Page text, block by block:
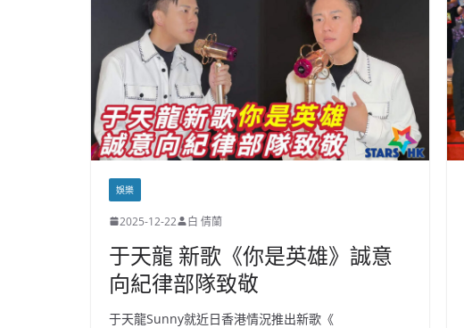
娛樂
2025-12-22 白 倩蘭
于天龍 新歌《你是英雄》誠意
向紀律部隊致敬
于天龍Sunny就近日香港情況推出新歌《